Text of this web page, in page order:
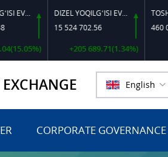
DIZEL YOQILG‘ISI EVRO L-K-4
DIZEL YOQILG‘ISI EVRO-L II K-4 SSDF
15 524 702.56
+205 689.71(1.34%)
460
English
CORPORATE GOVERNANCE